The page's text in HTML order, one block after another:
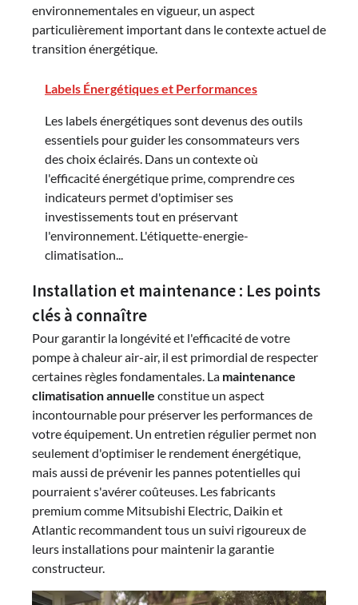
environnementales en vigueur, un aspect
particulièrement important dans le contexte actuel de
transition énergétique.
Labels Énergétiques et Performances
Les labels énergétiques sont devenus des outils
essentiels pour guider les consommateurs vers
des choix éclairés. Dans un contexte où
l'efficacité énergétique prime, comprendre ces
indicateurs permet d'optimiser ses
investissements tout en préservant
l'environnement. L'étiquette-energie-
climatisation...
Installation et maintenance : Les points
clés à connaître
Pour garantir la longévité et l'efficacité de votre
pompe à chaleur air-air, il est primordial de respecter
certaines règles fondamentales. La maintenance
climatisation annuelle constitue un aspect
incontournable pour préserver les performances de
votre équipement. Un entretien régulier permet non
seulement d'optimiser le rendement énergétique,
mais aussi de prévenir les pannes potentielles qui
pourraient s'avérer coûteuses. Les fabricants
premium comme Mitsubishi Electric, Daikin et
Atlantic recommandent tous un suivi rigoureux de
leurs installations pour maintenir la garantie
constructeur.